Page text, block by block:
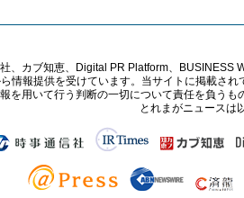
、カブ知恵、Digital PR Platform、
情報提供を受けています。当サイトに掲載さ
を用いて行う判断の一切について責任を負うも
とれまがニュースは